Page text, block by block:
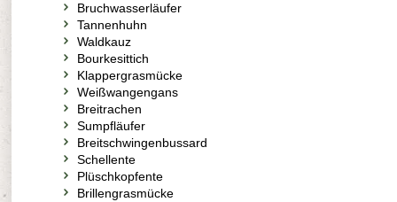
Bruchwasserläufer
Tannenhuhn
Waldkauz
Bourkesittich
Klappergrasmücke
Weißwangengans
Breitrachen
Sumpfläufer
Breitschwingenbussard
Schellente
Plüschkopfente
Brillengrasmücke